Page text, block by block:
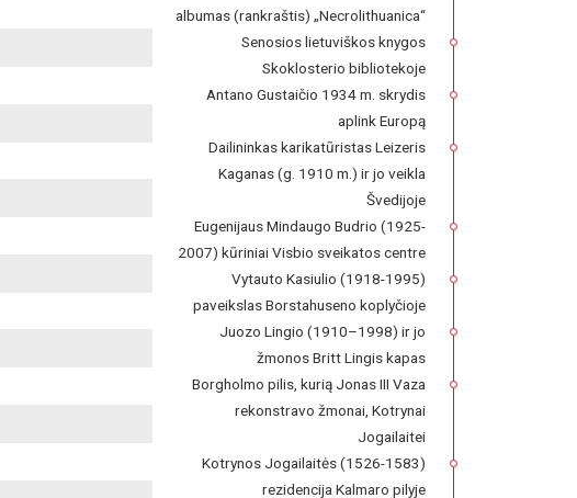
albumas (rankraštis) „Necrolithuanica“
Senosios lietuviškos knygos
Skoklosterio bibliotekoje
Antano Gustaičio 1934 m. skrydis
aplink Europą
Dailininkas karikatūristas Leizeris
Kaganas (g. 1910 m.) ir jo veikla
Švedijoje
Eugenijaus Mindaugo Budrio (1925-
2007) kūriniai Visbio sveikatos centre
Vytauto Kasiulio (1918-1995)
paveikslas Borstahuseno koplyčioje
Juozo Lingio (1910–1998) ir jo
žmonos Britt Lingis kapas
Borgholmo pilis, kurią Jonas III Vaza
rekonstravo žmonai, Kotrynai
Jogailaitei
Kotrynos Jogailaitės (1526-1583)
rezidencija Kalmaro pilyje